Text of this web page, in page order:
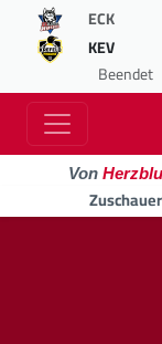
ECK
KEV
Beendet
Von